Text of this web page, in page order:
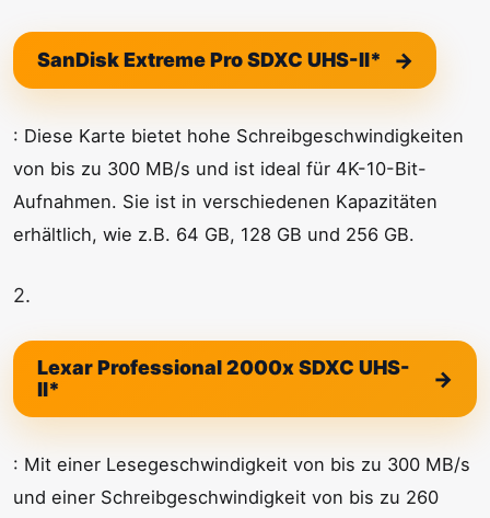
SanDisk Extreme Pro SDXC UHS-II*
: Diese Karte bietet hohe Schreibgeschwindigkeiten
von bis zu 300 MB/s und ist ideal für 4K-10-Bit-
Aufnahmen. Sie ist in verschiedenen Kapazitäten
erhältlich, wie z.B. 64 GB, 128 GB und 256 GB.
2.
Lexar Professional 2000x SDXC UHS-
II*
: Mit einer Lesegeschwindigkeit von bis zu 300 MB/s
und einer Schreibgeschwindigkeit von bis zu 260